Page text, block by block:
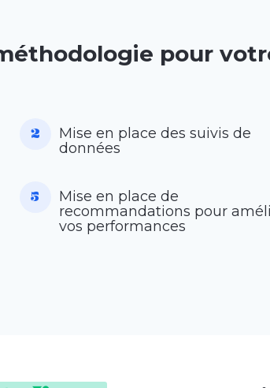
pour
Mise en place des suivis de
données
Mise en place de
recommandations pour
vos performances